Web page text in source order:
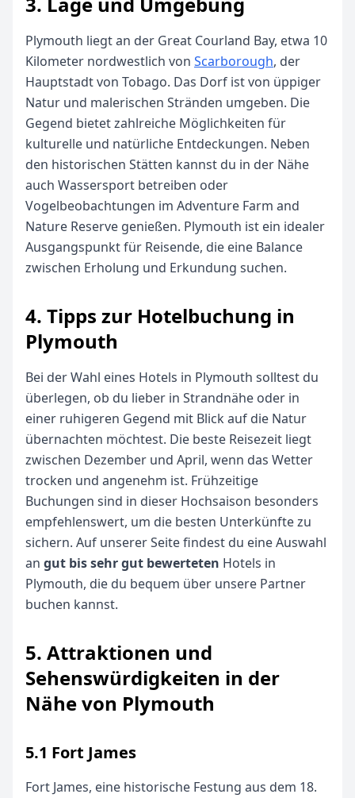
Plymouth liegt an der Great Courland Bay, etwa 10
Kilometer nordwestlich von Scarborough, der
Hauptstadt von Tobago. Das Dorf ist von üppiger
Natur und malerischen Stränden umgeben. Die
Gegend bietet zahlreiche Möglichkeiten für
kulturelle und natürliche Entdeckungen. Neben
den historischen Stätten kannst du in der Nähe
auch Wassersport betreiben oder
Vogelbeobachtungen im Adventure Farm and
Nature Reserve genießen. Plymouth ist ein idealer
Ausgangspunkt für Reisende, die eine Balance
zwischen Erholung und Erkundung suchen.
4. Tipps zur Hotelbuchung in
Plymouth
Bei der Wahl eines Hotels in Plymouth solltest du
überlegen, ob du lieber in Strandnähe oder in
einer ruhigeren Gegend mit Blick auf die Natur
übernachten möchtest. Die beste Reisezeit liegt
zwischen Dezember und April, wenn das Wetter
trocken und angenehm ist. Frühzeitige
Buchungen sind in dieser Hochsaison besonders
empfehlenswert, um die besten Unterkünfte zu
sichern. Auf unserer Seite findest du eine Auswahl
an gut bis sehr gut bewerteten Hotels in
Plymouth, die du bequem über unsere Partner
buchen kannst.
5. Attraktionen und
Sehenswürdigkeiten in der
Nähe von Plymouth
5.1 Fort James
Fort James, eine historische Festung aus dem 18.